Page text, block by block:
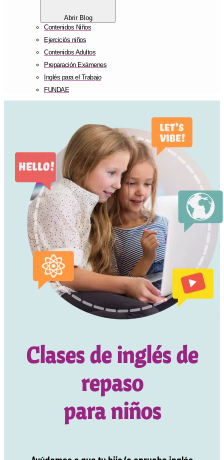
Abrir Blog
Contenidos Niños
Ejerciciós niños
Contenidos Adultos
Preparación Exámenes
Inglés para el Trabajo
FUNDAE
Clases de inglés de
repaso
para niños